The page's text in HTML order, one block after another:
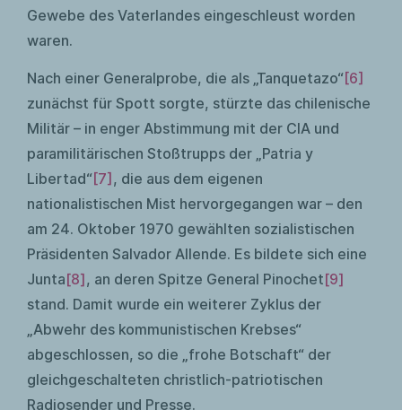
Gewebe des Vaterlandes eingeschleust worden
waren.
Nach einer Generalprobe, die als „Tanquetazo“[6]
zunächst für Spott sorgte, stürzte das chilenische
Militär – in enger Abstimmung mit der CIA und
paramilitärischen Stoßtrupps der „Patria y
Libertad“[7] , die aus dem eigenen
nationalistischen Mist hervorgegangen war – den
am 24. Oktober 1970 gewählten sozialistischen
Präsidenten Salvador Allende. Es bildete sich eine
Junta[8], an deren Spitze General Pinochet[9]
stand. Damit wurde ein weiterer Zyklus der
„Abwehr des kommunistischen Krebses“
abgeschlossen, so die „frohe Botschaft“ der
gleichgeschalteten christlich-patriotischen
Radiosender und Presse.